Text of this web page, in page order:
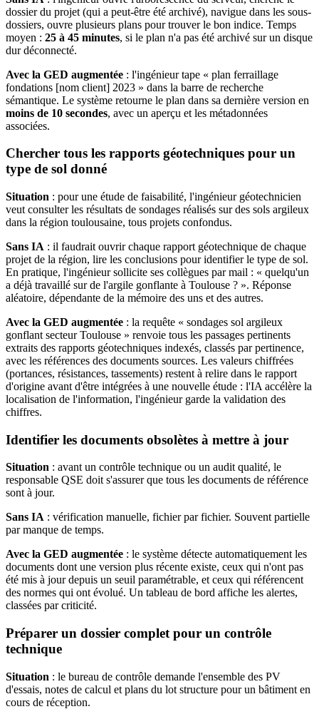
dossier du projet (qui a peut-être été archivé), navigue dans les sous-
dossiers, ouvre plusieurs plans pour trouver le bon indice. Temps
moyen : 25 à 45 minutes, si le plan n'a pas été archivé sur un disque
dur déconnecté.
Avec la GED augmentée : l'ingénieur tape « plan ferraillage
fondations [nom client] 2023 » dans la barre de recherche
sémantique. Le système retourne le plan dans sa dernière version en
moins de 10 secondes, avec un aperçu et les métadonnées
associées.
Chercher tous les rapports géotechniques pour un
type de sol donné
Situation : pour une étude de faisabilité, l'ingénieur géotechnicien
veut consulter les résultats de sondages réalisés sur des sols argileux
dans la région toulousaine, tous projets confondus.
Sans IA : il faudrait ouvrir chaque rapport géotechnique de chaque
projet de la région, lire les conclusions pour identifier le type de sol.
En pratique, l'ingénieur sollicite ses collègues par mail : « quelqu'un
a déjà travaillé sur de l'argile gonflante à Toulouse ? ». Réponse
aléatoire, dépendante de la mémoire des uns et des autres.
Avec la GED augmentée : la requête « sondages sol argileux
gonflant secteur Toulouse » renvoie tous les passages pertinents
extraits des rapports géotechniques indexés, classés par pertinence,
avec les références des documents sources. Les valeurs chiffrées
(portances, résistances, tassements) restent à relire dans le rapport
d'origine avant d'être intégrées à une nouvelle étude : l'IA accélère la
localisation de l'information, l'ingénieur garde la validation des
chiffres.
Identifier les documents obsolètes à mettre à jour
Situation : avant un contrôle technique ou un audit qualité, le
responsable QSE doit s'assurer que tous les documents de référence
sont à jour.
Sans IA : vérification manuelle, fichier par fichier. Souvent partielle
par manque de temps.
Avec la GED augmentée : le système détecte automatiquement les
documents dont une version plus récente existe, ceux qui n'ont pas
été mis à jour depuis un seuil paramétrable, et ceux qui référencent
des normes qui ont évolué. Un tableau de bord affiche les alertes,
classées par criticité.
Préparer un dossier complet pour un contrôle
technique
Situation : le bureau de contrôle demande l'ensemble des PV
d'essais, notes de calcul et plans du lot structure pour un bâtiment en
cours de réception.